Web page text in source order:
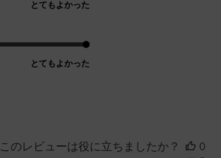
とてもよかった
とてもよかった
このレビューは役に立ちましたか？
0